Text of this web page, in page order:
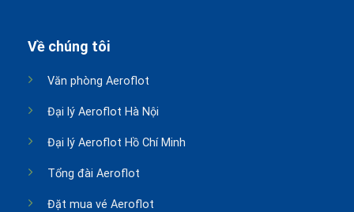
Về chúng tôi
Văn phòng Aeroflot
Đại lý Aeroflot Hà Nội
Đại lý Aeroflot Hồ Chí Minh
Tổng đài Aeroflot
Đặt mua vé Aeroflot